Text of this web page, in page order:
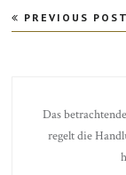
PREVIOUS POST
Das
regelt die